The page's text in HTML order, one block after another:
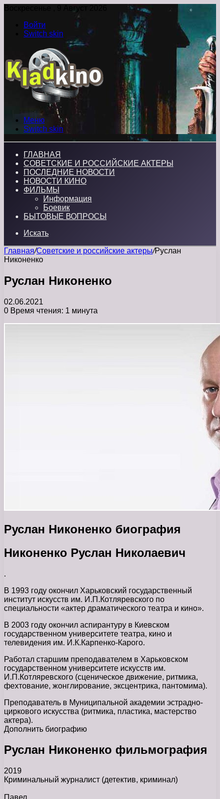
Воскресенье , 9 Август 2026
Войти
Switch skin
Меню
Switch skin
ГЛАВНАЯ
СОВЕТСКИЕ И РОССИЙСКИЕ АКТЕРЫ
ПОСЛЕДНИЕ НОВОСТИ
НОВОСТИ КИНО
ФИЛЬМЫ
Информация
Боевик
БЫТОВЫЕ ВОПРОСЫ
Искать
Главная/Советские и российские актеры/Руслан
Никоненко
Руслан Никоненко
02.06.2021
0 Время чтения: 1 минута
Руслан Никоненко биография
Никоненко Руслан Николаевич
.
В 1993 году окончил Харьковский государственный
институт искусств им. И.П.Котляревского по
специальности «актер драматического театра и кино».
В 2003 году окончил аспирантуру в Киевском
государственном университете театра, кино и
телевидения им. И.К.Карпенко-Карого.
Работал старшим преподавателем в Харьковском
государственном университете искусств им.
И.П.Котляревского (сценическое движение, ритмика,
фехтование, жонглирование, эксцентрика, пантомима).
Преподаватель в Муниципальной академии эстрадно-
циркового искусства (ритмика, пластика, мастерство
актера).
Дополнить биографию
Руслан Никоненко фильмография
2019
Криминальный журналист (детектив, криминал)